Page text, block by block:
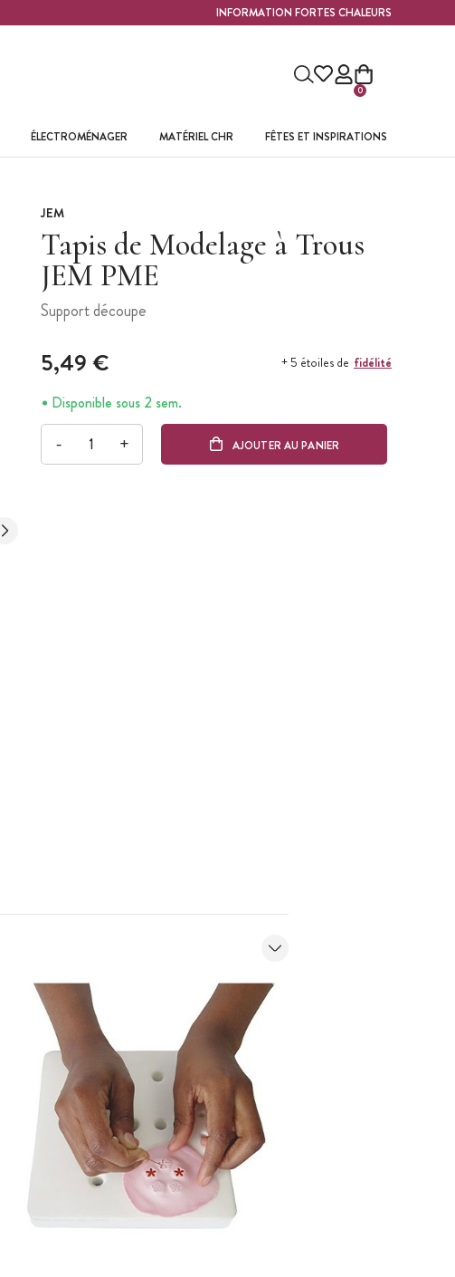
INFORMATION FORTES CHALEURS
0
ÉLECTROMÉNAGER MATÉRIEL CHR FÊTES ET INSPIRATIONS
JEM
Tapis de Modelage à Trous
JEM PME
Support découpe
5,49 € + 5 étoiles de fidélité
Disponible sous 2 sem.
- + AJOUTER AU PANIER